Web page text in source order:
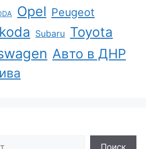
Opel Peugeot
Subaru Toyota
Авто в ДНР